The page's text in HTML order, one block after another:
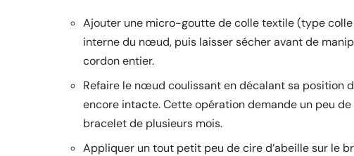
Ajouter une micro-goutte de colle textile (type
interne du nœud, puis laisser sécher avant de
cordon entier.
Refaire le nœud coulissant en décalant sa position
encore intacte. Cette opération demande un peu
bracelet de plusieurs mois.
Appliquer un tout petit peu de cire d’abeille sur le